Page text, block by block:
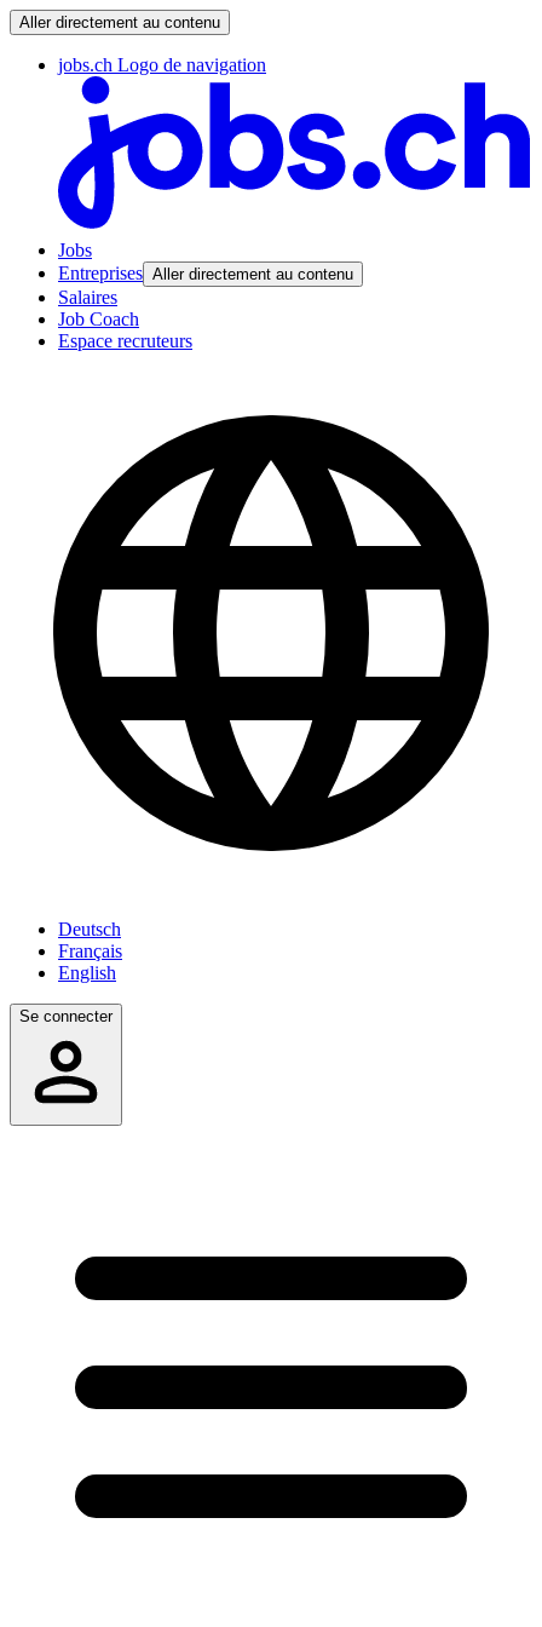
Aller directement au contenu
jobs.ch Logo de navigation
Jobs
Entreprises Aller directement au contenu
Salaires
Job Coach
Espace recruteurs
Deutsch
Français
English
Se connecter